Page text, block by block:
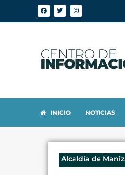
INICIO NOTICIAS
Alcaldía de